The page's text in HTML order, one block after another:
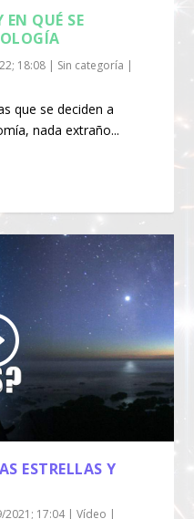
QUÉ SE
18:08 | Sin categoría |
que se deciden a
nada extraño...
ESTRELLAS Y
2021; 17:04|Vídeo |